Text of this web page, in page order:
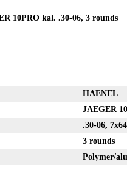
10PRO kal. .30-06, 3 rounds
HAENEL
JAEGER
.30-06,
3 rounds
Polymer/